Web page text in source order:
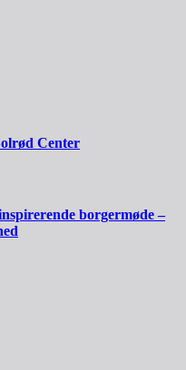
Center
borgermøde –